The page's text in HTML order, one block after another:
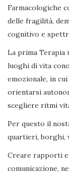
Farmacologiche
delle fragilità,
cognitivo e
La prima Terapia
luoghi di vita
emozionale, in
orientarsi
scegliere ritmi
Per questo il
quartieri, borghi,
Creare rapporti
comunicazione,